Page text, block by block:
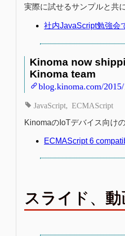
実際に試せるサンプルと共
社内JavaScript勉強会
Kinoma now
Kinoma team
blog.kinoma.com/
JavaScript ECMAScript
KinomaのIoTデバイス向け
ECMAScript 6
スライド、動